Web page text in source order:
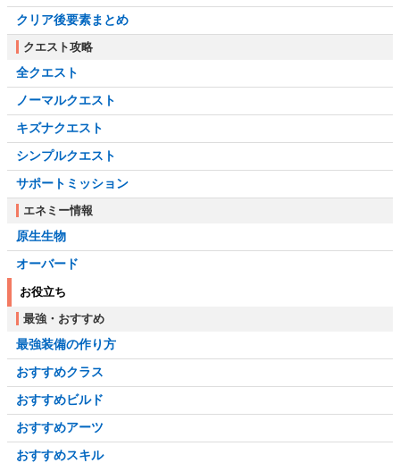
クリア後要素まとめ
クエスト攻略
全クエスト
ノーマルクエスト
キズナクエスト
シンプルクエスト
サポートミッション
エネミー情報
原生生物
オーバード
お役立ち
最強・おすすめ
最強装備の作り方
おすすめクラス
おすすめビルド
おすすめアーツ
おすすめスキル